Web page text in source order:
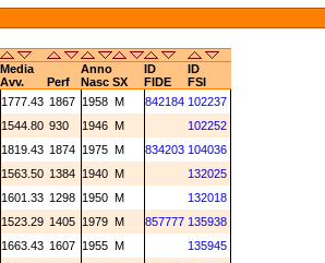
Media Anno ID
ID
Avv. Perf Nasc SX FIDE
FSI
1777.43 1867 1958 M 842184 102237
1544.80 930 1946 M
102252
1819.43 1874 1975 M 834203 104036
1563.50 1384 1940 M
132025
1601.33 1298 1950 M
132018
1523.29 1405 1979 M 857777 135938
1663.43 1607 1955 M
135945